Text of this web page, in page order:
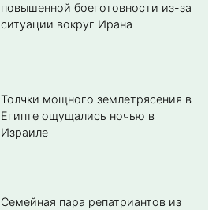
повышенной боеготовности из-за
ситуации вокруг Ирана
Толчки мощного землетрясения в
Египте ощущались ночью в
Израиле
Семейная пара репатриантов из